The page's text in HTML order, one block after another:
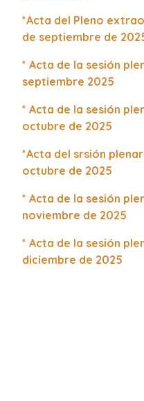
*Acta del Pleno
de septiembre de
* Acta de la sesión
septiembre 2025
* Acta de la sesión
octubre de 2025
*Acta del srsión
octubre de 2025
* Acta de la sesión
noviembre de 2025
* Acta de la sesión
diciembre de 2025